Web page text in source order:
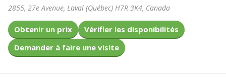
2855, 27e Avenue, Laval (Québec) H7R 3K4, Canada
Obtenir un prix
Vérifier les disponibilités
Demander à faire une visite